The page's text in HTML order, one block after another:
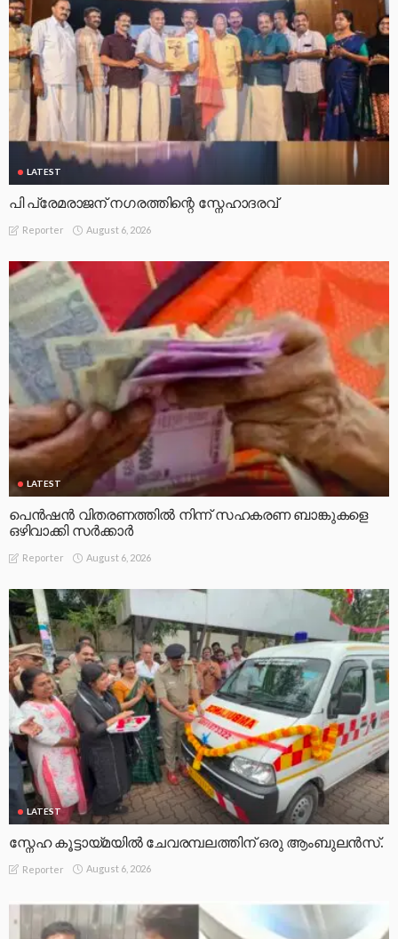
LATEST
പി പ്രേമരാജന് നഗരത്തിന്റെ സ്നേഹാദരവ്
Reporter August 6, 2026
LATEST
പെൻഷൻ വിതരണത്തിൽ നിന്ന് സഹകരണ ബാങ്കുകളെ
ഒഴിവാക്കി സർക്കാർ
Reporter August 6, 2026
LATEST
സ്നേഹ കൂട്ടായ്മയിൽ ചേവരമ്പലത്തിന് ഒരു ആംബുലൻസ്.
Reporter August 6, 2026